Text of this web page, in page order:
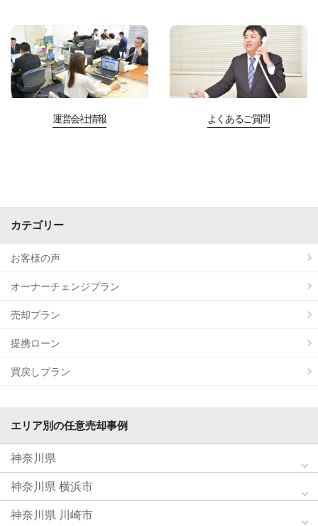
運営会社情報 よくあるご質問
カテゴリー
お客様の声
オーナーチェンジプラン
売却プラン
提携ローン
買戻しプラン
エリア別の任意売却事例
神奈川県
神奈川県 横浜市
神奈川県 川崎市